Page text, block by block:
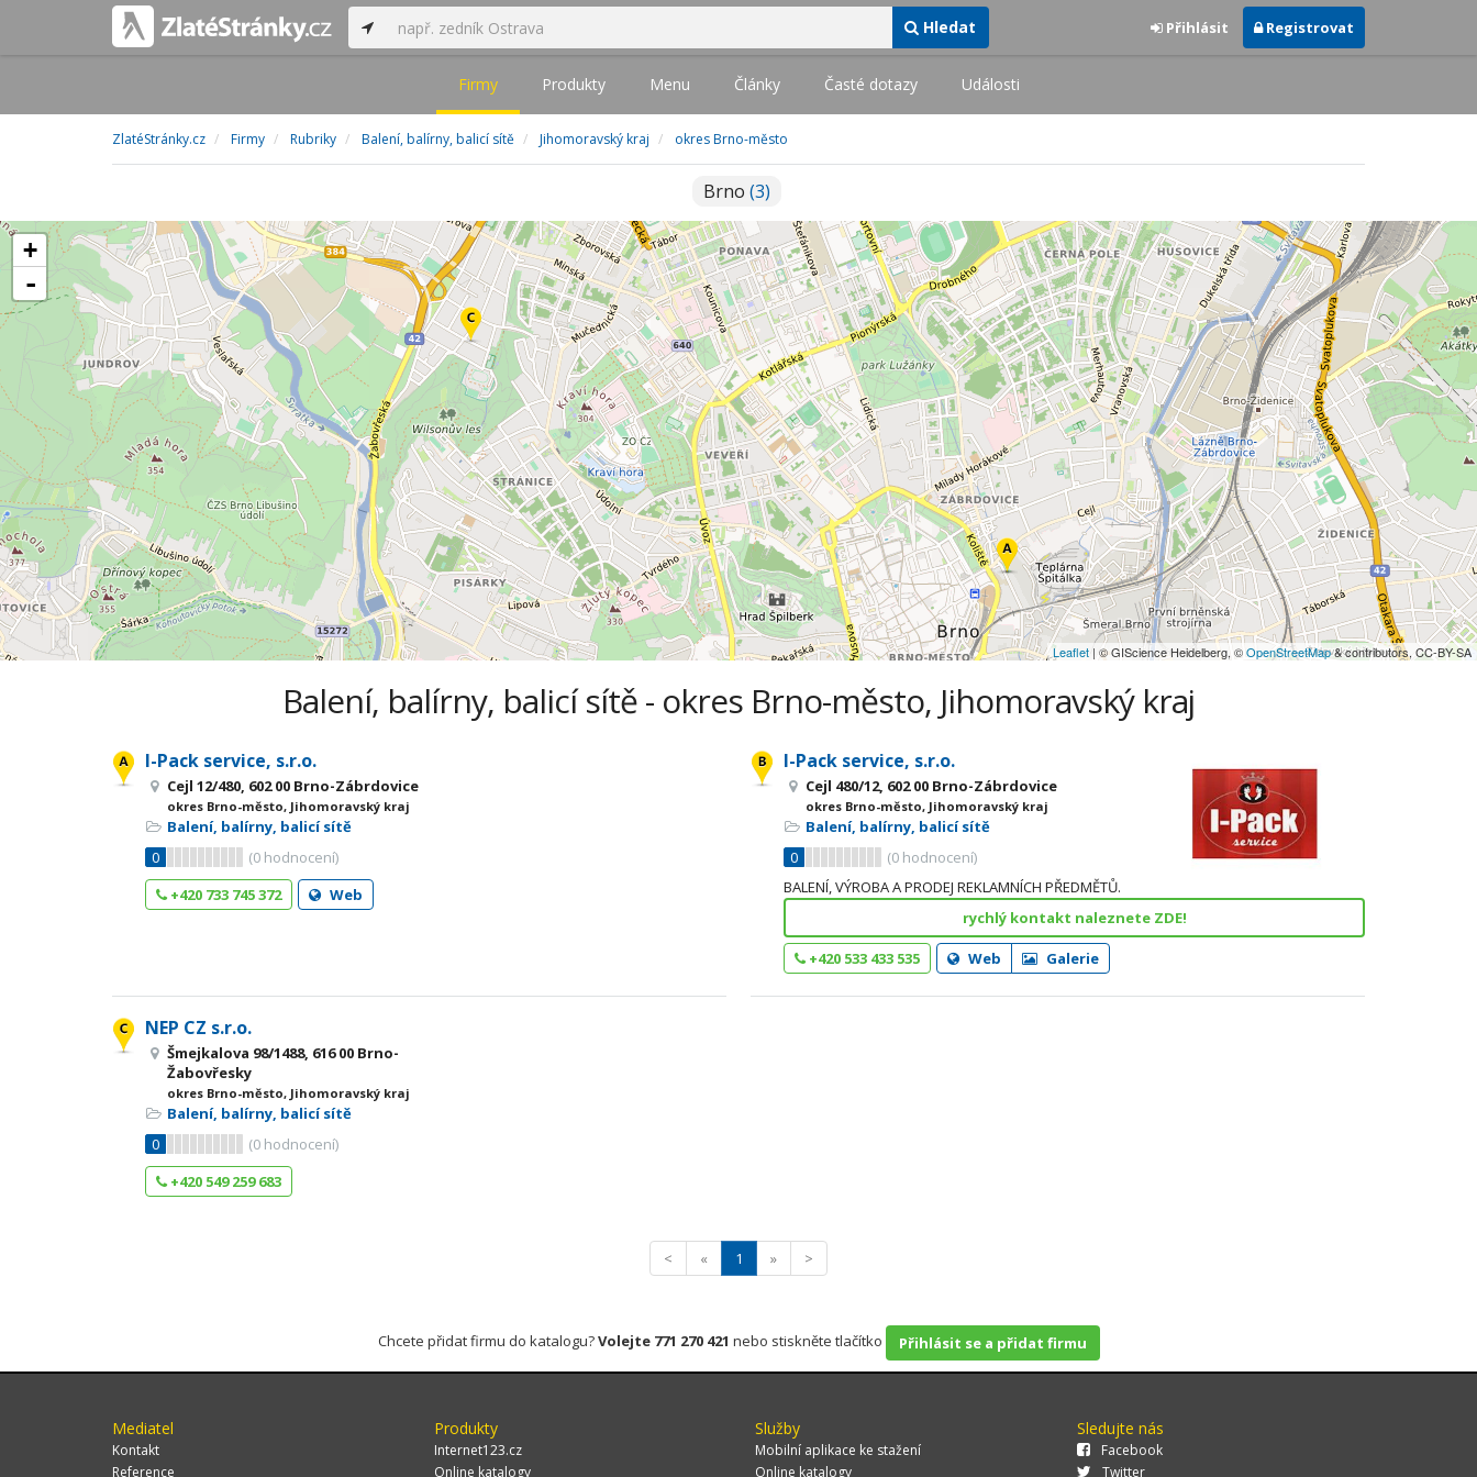
Hledat Přihlásit Registrovat
Firmy Produkty Menu Články Časté dotazy Události
ZlatéStránky.cz Firmy Rubriky Balení, balírny, balicí sítě Jihomoravský kraj okres Brno-město
Brno (3)
+
-
Leaflet | © GIScience Heidelberg, ©OpenStreetMap& contributors, CC-BY-SA
Balení, balírny, balicí sítě - okres Brno-město, Jihomoravský kraj
I-Pack service, s.r.o.
Cejl 12/480, 602 00 Brno-Zábrdovice
okres Brno-město, Jihomoravský kraj
Balení, balírny, balicí sítě
0
(0 hodnocení)
+420 733 745 372
Web
I-Pack service, s.r.o.
Cejl 480/12, 602 00 Brno-Zábrdovice
okres Brno-město, Jihomoravský kraj
Balení, balírny, balicí sítě
0
(0 hodnocení)
BALENÍ, VÝROBA A PRODEJ REKLAMNÍCH PŘEDMĚTŮ.
rychlý kontakt naleznete ZDE!
+420 533 433 535 Web Galerie
NEP CZ s.r.o.
Šmejkalova 98/1488, 616 00 Brno-
Žabovřesky
okres Brno-město, Jihomoravský kraj
Balení, balírny, balicí sítě
0
(0 hodnocení)
+420 549 259 683
< « 1 » >
Chcete přidat firmu do katalogu?Volejte 771 270 421 nebo stiskněte tlačítko Přihlásit se a přidat firmu
Mediatel
Kontakt
Reference
Produkty
Internet123.cz
Online katalogy
Služby
Mobilní aplikace ke stažení
Online katalogy
Sledujte nás
Facebook
Twitter